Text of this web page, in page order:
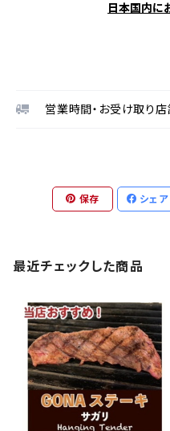
日本国内に
営業時間・お受け取り店
保存 シェア
最近チェックした商品